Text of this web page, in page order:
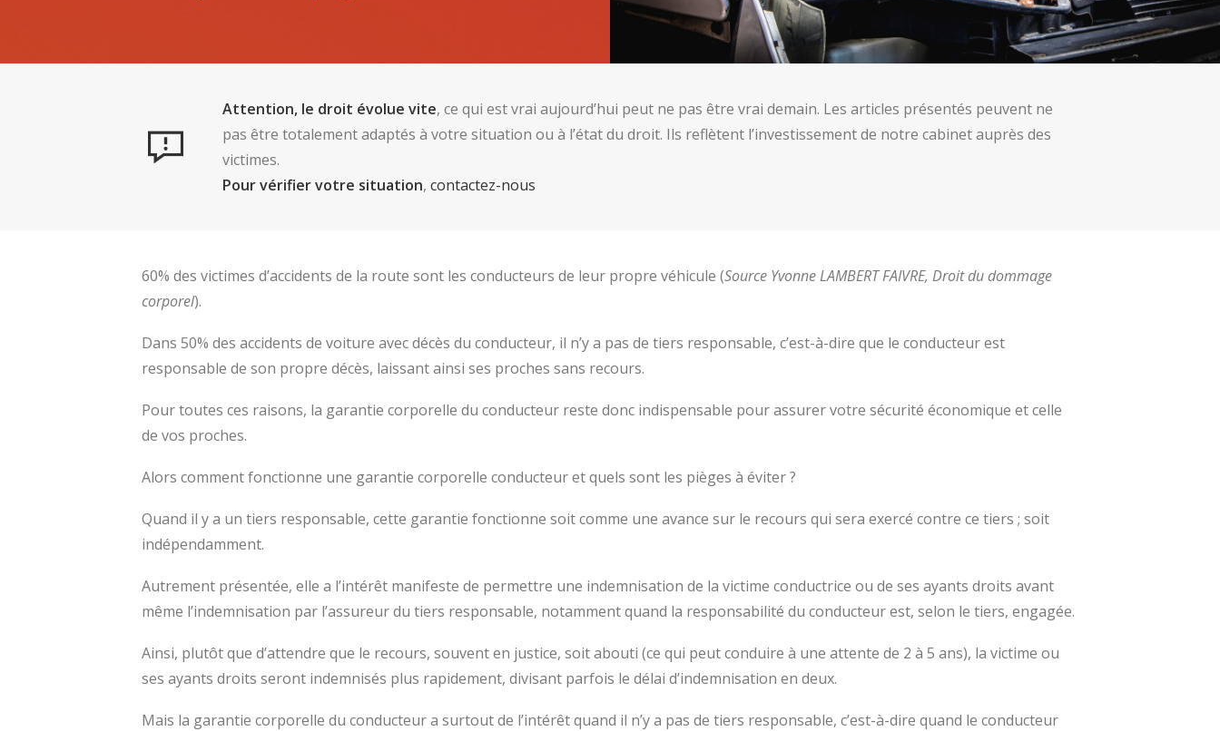
Attention, le droit évolue vite, ce qui est vrai aujourd’hui peut ne pas être vrai demain. Les articles présentés peuvent ne
pas être totalement adaptés à votre situation ou à l’état du droit. Ils reflètent l’investissement de notre cabinet auprès des
victimes.
Pour vérifier votre situation, contactez-nous
60% des victimes d’accidents de la route sont les conducteurs de leur propre véhicule (Source Yvonne LAMBERT FAIVRE, Droit du dommage
corporel).
Dans 50% des accidents de voiture avec décès du conducteur, il n’y a pas de tiers responsable, c’est-à-dire que le conducteur est
responsable de son propre décès, laissant ainsi ses proches sans recours.
Pour toutes ces raisons, la garantie corporelle du conducteur reste donc indispensable pour assurer votre sécurité économique et celle
de vos proches.
Alors comment fonctionne une garantie corporelle conducteur et quels sont les pièges à éviter ?
Quand il y a un tiers responsable, cette garantie fonctionne soit comme une avance sur le recours qui sera exercé contre ce tiers ; soit
indépendamment.
Autrement présentée, elle a l’intérêt manifeste de permettre une indemnisation de la victime conductrice ou de ses ayants droits avant
même l’indemnisation par l’assureur du tiers responsable, notamment quand la responsabilité du conducteur est, selon le tiers, engagée.
Ainsi, plutôt que d’attendre que le recours, souvent en justice, soit abouti (ce qui peut conduire à une attente de 2 à 5 ans), la victime ou
ses ayants droits seront indemnisés plus rapidement, divisant parfois le délai d’indemnisation en deux.
Mais la garantie corporelle du conducteur a surtout de l’intérêt quand il n’y a pas de tiers responsable, c’est-à-dire quand le conducteur